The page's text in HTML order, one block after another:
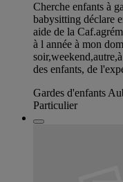
Cherche enfants à
babysitting déclare
aide de la
à l année à mon
des enfants, de
Gardes d'enfants
Particulier